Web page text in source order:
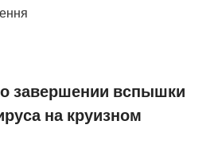
завершении вспышки
на круизном